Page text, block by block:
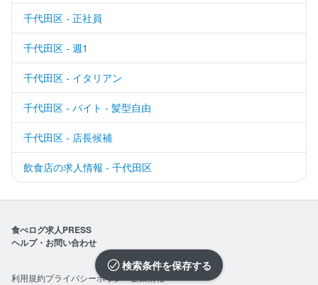
検索条件を保存
千代田区 - 正社員
千代田区 - 週1
千代田区 - イタリアン
千代田区 - バイト - 髪型自由
千代田区 - 店長候補
飲食店の求人情報 - 千代田区
食べログ求人PRESS
ヘルプ・お問い合わせ
利用規約プライバシーポリシー